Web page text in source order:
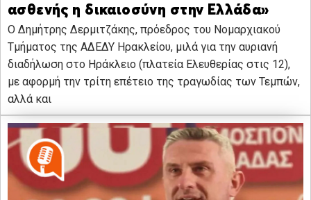
ασθενής η δικαιοσύνη στην Ελλάδα»
Ο Δημήτρης Δερμιτζάκης, πρόεδρος του Νομαρχιακού
Τμήματος της ΑΔΕΔΥ Ηρακλείου, μιλά για την αυριανή
διαδήλωση στο Ηράκλειο (πλατεία Ελευθερίας στις 12),
με αφορμή την τρίτη επέτειο της τραγωδίας των Τεμπών,
αλλά και